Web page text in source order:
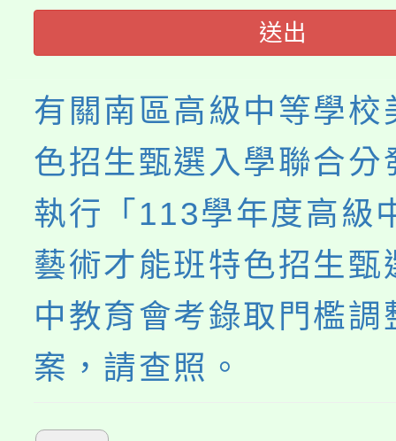
送出
有關南區高級中等學校
色招生甄選入學聯合分
執行「113學年度高級
藝術才能班特色招生甄
中教育會考錄取門檻調
案，請查照。